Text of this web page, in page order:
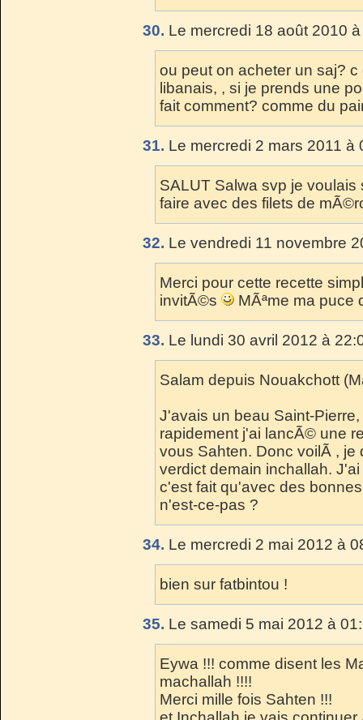
30. Le mercredi 18 août 2010
ou peut on acheter un saj?
libanais, , si je prends une
fait comment? comme du
31. Le mercredi 2 mars 2011 à
SALUT Salwa svp je
faire avec des filets de
32. Le vendredi 11 novembre
Merci pour cette recette
invitÃ©s
MÃªme ma puce
33. Le lundi 30 avril 2012 à
Salam depuis Nouakchott
J'avais un beau Saint-
rapidement j'ai lancÃ© une
vous Sahten. Donc voilÃ ,
verdict demain inchallah.
c'est fait qu'avec des
n'est-ce-pas ?
34. Le mercredi 2 mai 2012 à
bien sur fatbintou !
35. Le samedi 5 mai 2012 à
Eywa !!! comme disent les
machallah !!!!
Merci mille fois Sahten !!!